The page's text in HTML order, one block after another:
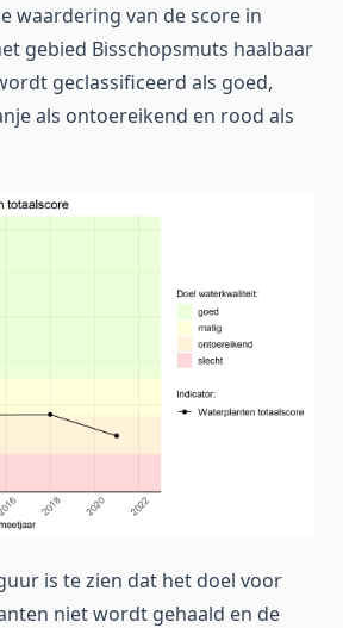
waardering van de score in
gebied Bisschopsmuts haalbaar
geclassificeerd als goed,
als ontoereikend en rood als
is te zien dat het doel voor
niet wordt gehaald en de